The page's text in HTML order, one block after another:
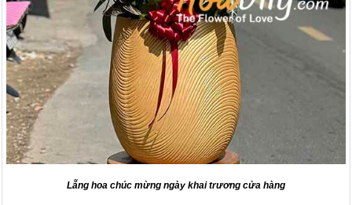
Lẵng hoa chúc mừng ngày khai trương cửa hàng